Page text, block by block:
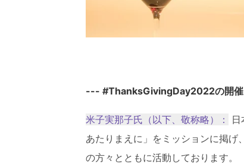
--- #ThanksGivingDay2022の開催
米子実那子氏（以下、敬称略）：
あたりまえに」をミッションに掲げ
の方々とともに活動しております。